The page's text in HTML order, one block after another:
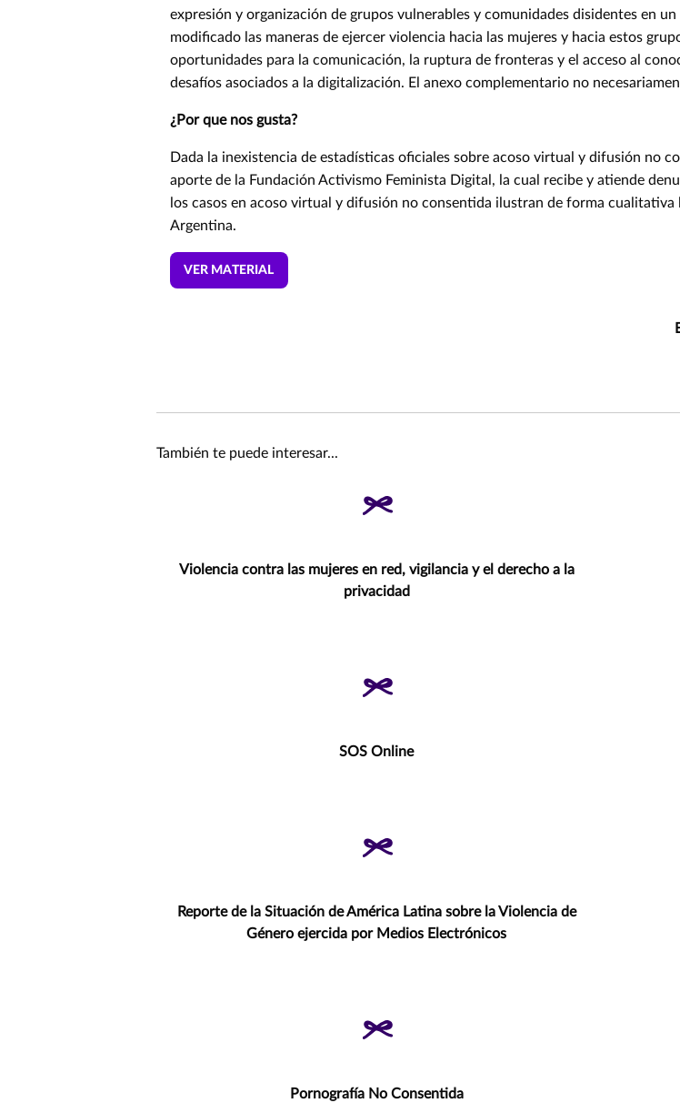
expresión y organización de grupos vulnerables y comunidades disidentes en
modificado las maneras de ejercer violencia hacia las mujeres y hacia estos
oportunidades para la comunicación, la ruptura de fronteras y el acceso al
desafíos asociados a la digitalización. El anexo complementario no
¿Por que nos gusta?
Dada la inexistencia de estadísticas oficiales sobre acoso virtual y difusión no
aporte de la Fundación Activismo Feminista Digital, la cual recibe y atiende
los casos en acoso virtual y difusión no consentida ilustran de forma
Argentina.
VER MATERIAL
También te puede interesar...
Violencia contra las mujeres en red, vigilancia y el derecho a la
privacidad
SOS Online
Reporte de la Situación de América Latina sobre la Violencia de
Género ejercida por Medios Electrónicos
Pornografía No Consentida